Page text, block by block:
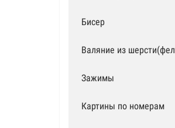
Бисер
Валяние из
Зажимы
Картины по номерам